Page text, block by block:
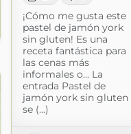
me lo como
¡Cómo me gusta este
pastel de jamón york
sin gluten! Es una
receta fantástica para
las cenas más
informales o... La
entrada Pastel de
jamón york sin gluten
se (...)